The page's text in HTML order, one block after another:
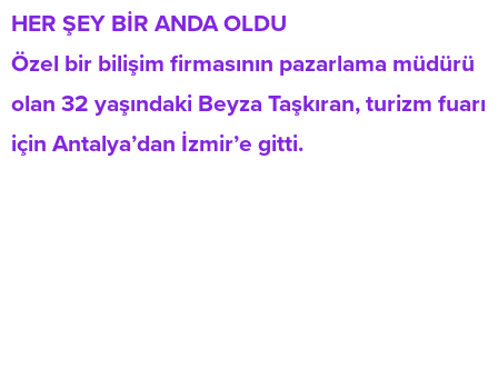
HER ŞEY BİR ANDA OLDU
Özel bir bilişim firmasının pazarlama müdürü
olan 32 yaşındaki Beyza Taşkıran, turizm fuarı
için Antalya’dan İzmir’e gitti.